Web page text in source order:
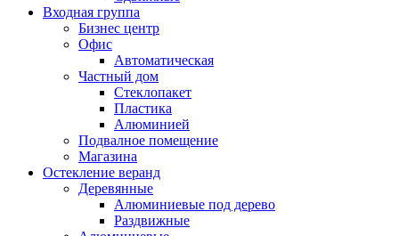
Входная группа
Бизнес центр
Офис
Автоматическая
Частный дом
Стеклопакет
Пластика
Алюминией
Подвалное помещение
Магазина
Остекление веранд
Деревянные
Алюминиевые под дерево
Раздвижные